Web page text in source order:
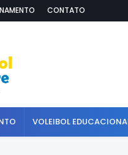
CONTATO
VOLEIBOL